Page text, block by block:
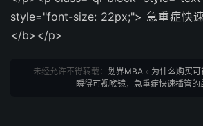
style="font-size: 22px;"> 急重症快速
</b></p>
未经允许不得转载： 划界MBA » 为什么购买
瞬得可视喉镜，急重症快速插管的